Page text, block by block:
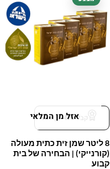
אזל מן המלאיקבל 479 נקודות
8 ליטר שמן זית כתית מעולה
(קורנייקי) | הבחירה של בית
קבוע
היה:
560.00 ₪.
479.00 ₪.